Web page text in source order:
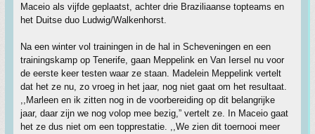
Maceio als vijfde geplaatst, achter drie Braziliaanse topteams en
het Duitse duo Ludwig/Walkenhorst.
Na een winter vol trainingen in de hal in Scheveningen en een
trainingskamp op Tenerife, gaan Meppelink en Van Iersel nu voor
de eerste keer testen waar ze staan. Madelein Meppelink vertelt
dat het ze nu, zo vroeg in het jaar, nog niet gaat om het resultaat.
,,Marleen en ik zitten nog in de voorbereiding op dit belangrijke
jaar, daar zijn we nog volop mee bezig,” vertelt ze. In Maceio gaat
het ze dus niet om een topprestatie. ,,We zien dit toernooi meer